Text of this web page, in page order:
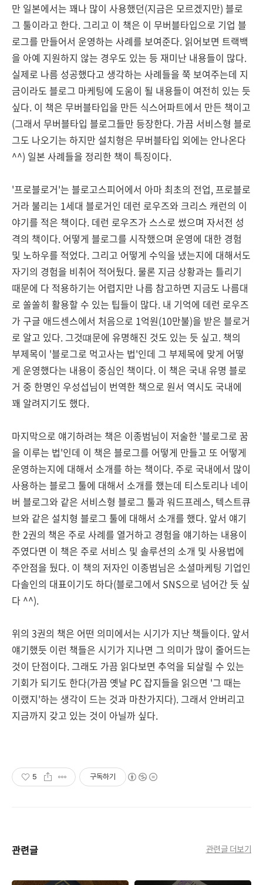
만 일본에서는 꽤나 많이 사용했던(지금은 모르겠지만) 블로
그 툴이라고 한다. 그리고 이 책은 이 무버블타입으로 기업 블
로그를 만들어서 운영하는 사례를 보여준다. 읽어보면 트랙백
을 아예 지원하지 않는 경우도 있는 등 재미난 내용들이 많다.
실제로 나름 성공했다고 생각하는 사례들을 쭉 보여주는데 지
금이라도 블로그 마케팅에 도움이 될 내용들이 여전히 있는 듯
싶다. 이 책은 무버블타입을 만든 식스어파트에서 만든 책이고
(그래서 무버블타입 블로그들만 등장한다. 가끔 서비스형 블로
그도 나오기는 하지만 설치형은 무버블타입 외에는 안나온다
^^) 일본 사례들을 정리한 책이 특징이다.
'프로블로거'는 블로고스피어에서 아마 최초의 전업, 프로블로
거라 불리는 1세대 블로거인 데런 로우즈와 크리스 캐런의 이
야기를 적은 책이다. 데런 로우즈가 스스로 썼으며 자서전 성
격의 책이다. 어떻게 블로그를 시작했으며 운영에 대한 경험
및 노하우를 적었다. 그리고 어떻게 수익을 냈는지에 대해서도
자기의 경험을 비취어 적어뒀다. 물론 지금 상황과는 틀리기
때문에 다 적용하기는 어렵지만 나름 참고하면 지금도 나름대
로 쏠쏠히 활용할 수 있는 팁들이 많다. 내 기억에 데런 로우즈
가 구글 애드센스에서 처음으로 1억원(10만불)을 받은 블로거
로 알고 있다. 그것떄문에 유명해진 것도 있는 듯 싶고. 책의
부제목이 '블로그로 먹고사는 법'인데 그 부제목에 맞게 어떻
게 운영했다는 내용이 중심인 책이다. 이 책은 국내 유명 블로
거 중 한명인 우성섭님이 번역한 책으로 원서 역시도 국내에
꽤 알려지기도 했다.
마지막으로 얘기하려는 책은 이종범님이 저술한 '블로그로 꿈
을 이루는 법'인데 이 책은 블로그를 어떻게 만들고 또 어떻게
운영하는지에 대해서 소개를 하는 책이다. 주로 국내에서 많이
사용하는 블로그 툴에 대해서 소개를 했는데 티스토리나 네이
버 블로그와 같은 서비스형 블로그 툴과 워드프레스, 텍스트큐
브와 같은 설치형 블로그 툴에 대해서 소개를 했다. 앞서 얘기
한 2권의 책은 주로 사례를 열거하고 경험을 얘기하는 내용이
주였다면 이 책은 주로 서비스 및 솔루션의 소개 및 사용법에
주안점을 뒀다. 이 책의 저자인 이종범님은 소셜마케팅 기업인
다솔인의 대표이기도 하다(블로그에서 SNS으로 넘어간 듯 싶
다 ^^).
위의 3권의 책은 어떤 의미에서는 시기가 지난 책들이다. 앞서
얘기했듯 이런 책들은 시기가 지나면 그 의미가 많이 줄어드는
것이 단점이다. 그래도 가끔 읽다보면 추억을 되살릴 수 있는
기회가 되기도 한다(가끔 옛날 PC 잡지들을 읽으면 '그 때는
이랬지'하는 생각이 드는 것과 마찬가지다). 그래서 안버리고
지금까지 갖고 있는 것이 아닐까 싶다.
5 구독하기
관련글 관련글 더보기